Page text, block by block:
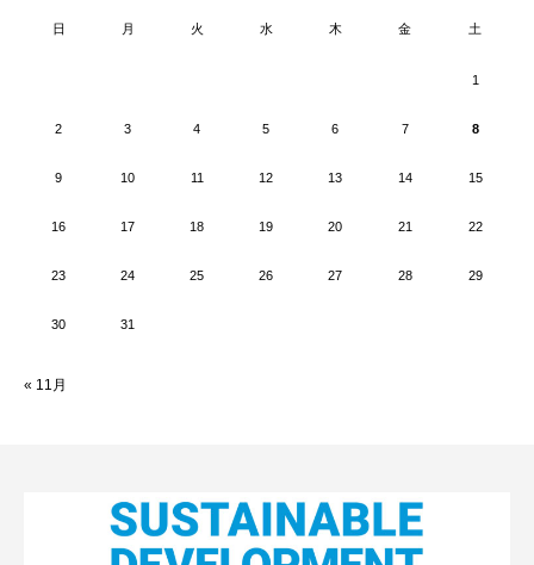
日 月 火 水 木 金 土
1
2 3 4 5 6 7 8
9 10 11 12 13 14 15
16 17 18 19 20 21 22
23 24 25 26 27 28 29
30 31
« 11月